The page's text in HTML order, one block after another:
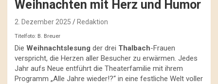
Weihnachten mit Herz und Humor
2. Dezember 2025 Redaktion
Titelfoto: B. Breuer
Die Weihnachtslesung der drei Thalbach-Frauen
verspricht, die Herzen aller Besucher zu erwärmen. Jedes
Jahr aufs Neue entführt die Theaterfamilie mit ihrem
Programm „Alle Jahre wieder!?“ in eine festliche Welt voller